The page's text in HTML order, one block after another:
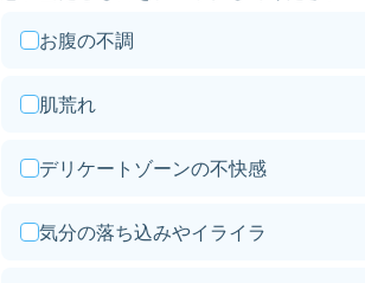
お腹の不調
肌荒れ
デリケートゾーンの不快感
気分の落ち込みやイライラ